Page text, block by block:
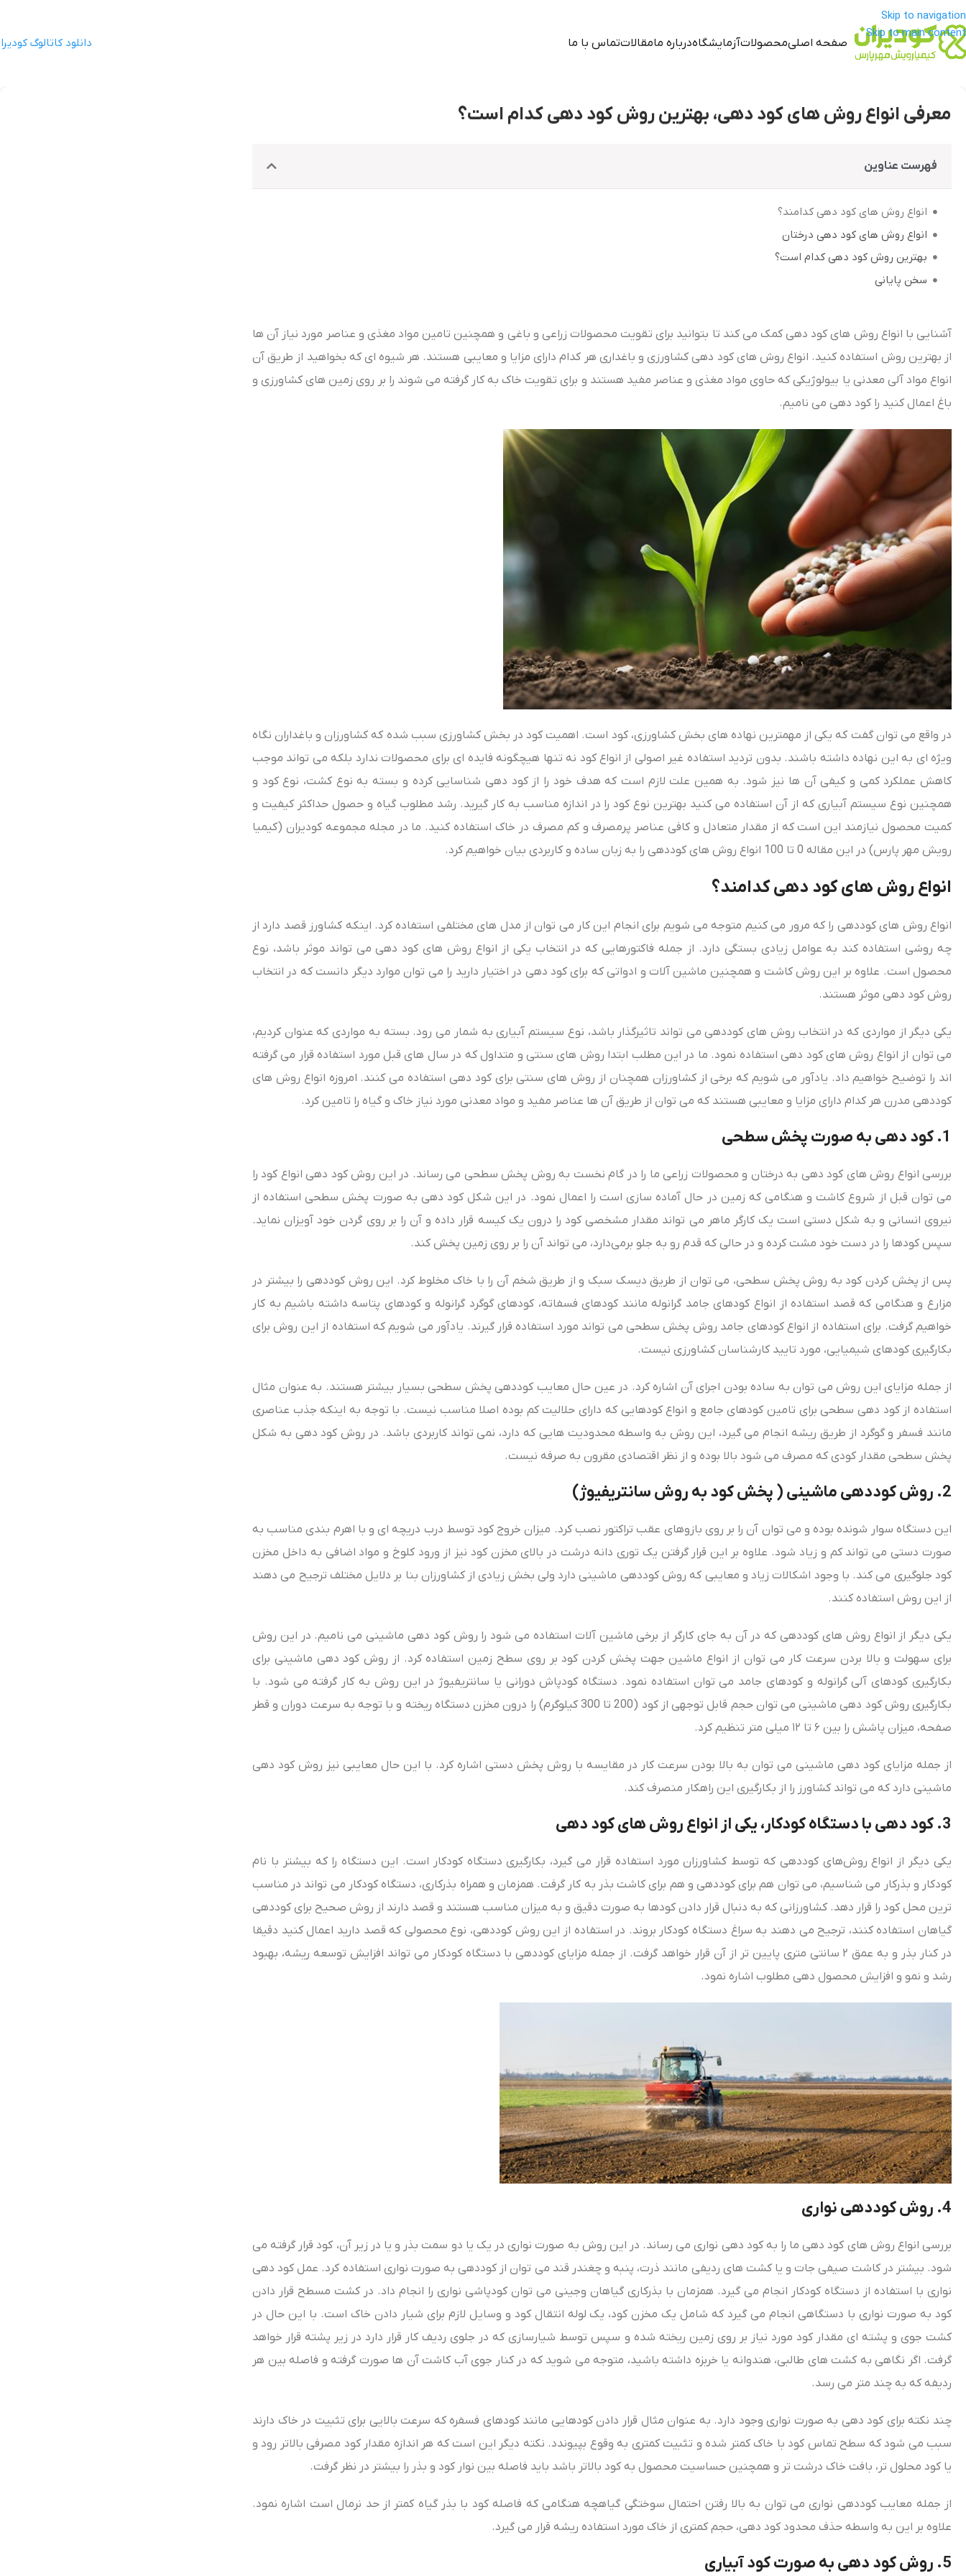
Skip to navigation
Skip to main content
صفحه اصلیمحصولات
گوگرد میکرونیزه (قارچ کش)
گوگرد میکرونیزه گازی مش ۲۰۰
گوگر میکرونیزه گازی مش ۳۲۵
گوگرد میکرونیزه نفتی مش ۲۰۰
گوگرد میکرونیزه صنعتی (مش ۳۲۵)
گوگرد مش ۱۰۰ کشاورزی (همراه با کود دامی)
آزمایشگاهدرباره مامقالاتتماس با ما دانلود کاتالوگ
معرفی انواع روش‌ های کود دهی، بهترین روش کود دهی کدام است؟
فهرست عناوین
انواع روش‌ های کود دهی کدامند؟
انواع روش‌ های کود دهی درختان
بهترین روش کود دهی کدام است؟
سخن پایانی
آشنایی با انواع روش‌ های کود دهی کمک می‌ کند تا بتوانید برای تقویت محصولات زراعی و باغی و همچنین تامین مواد مغذی و عناصر مورد نیاز آن ها
از بهترین روش استفاده کنید. انواع روش‌ های کود دهی کشاورزی و باغداری هر کدام دارای مزایا و معایبی هستند. هر شیوه‌ ای که بخواهید از طریق آن
انواع مواد آلی معدنی یا بیولوژیکی که حاوی مواد مغذی و عناصر مفید هستند و برای تقویت خاک به کار گرفته می‌ شوند را بر روی زمین‌ های کشاورزی و
باغ اعمال کنید را کود دهی می‌ نامیم.
در واقع می‌ توان گفت که یکی از مهمترین نهاده‌ های بخش کشاورزی، کود است. اهمیت کود در بخش کشاورزی سبب شده که کشاورزان و باغداران نگاه
ویژه‌ ای به این نهاده داشته باشند. بدون تردید استفاده غیر اصولی از انواع کود نه تنها هیچگونه فایده‌ ای برای محصولات ندارد بلکه می‌ تواند موجب
کاهش عملکرد کمی و کیفی آن ها نیز شود. به همین علت لازم است که هدف خود را از کود دهی شناسایی کرده و بسته به نوع کشت، نوع کود و
همچنین نوع سیستم آبیاری که از آن استفاده می‌ کنید بهترین نوع کود را در اندازه مناسب به کار گیرید. رشد مطلوب گیاه و حصول حداکثر کیفیت و
کمیت محصول نیازمند این است که از مقدار متعادل و کافی عناصر پرمصرف و کم مصرف در خاک استفاده کنید. ما در مجله مجموعه کودیران (کیمیا
رویش مهر پارس) در این مقاله 0 تا 100 انواع روش‌ های کوددهی را به زبان ساده و کاربردی بیان خواهیم کرد.
انواع روش‌ های کود دهی کدامند؟
انواع روش‌ های کوددهی را که مرور می‌ کنیم متوجه می‌ شویم برای انجام این کار می‌ توان از مدل‌ های مختلفی استفاده کرد. اینکه کشاورز قصد دارد از
چه روشی استفاده کند به عوامل زیادی بستگی دارد. از جمله فاکتورهایی که در انتخاب یکی از انواع روش‌ های کود دهی می‌ تواند موثر باشد، نوع
محصول است. علاوه بر این روش کاشت و همچنین ماشین آلات و ادواتی که برای کود دهی در اختیار دارید را می‌ توان موارد دیگر دانست که در انتخاب
روش کود دهی موثر هستند.
یکی دیگر از مواردی که در انتخاب روش‌ های کوددهی می‌ تواند تاثیرگذار باشد، نوع سیستم آبیاری به شمار می‌ رود. بسته به مواردی که عنوان کردیم،
می‌ توان از انواع روش‌ های کود دهی استفاده نمود. ما در این مطلب ابتدا روش‌ های سنتی و متداول که در سال‌ های قبل مورد استفاده قرار می‌ گرفته‌
اند را توضیح خواهیم داد. یادآور می‌ شویم که برخی از کشاورزان همچنان از روش‌ های سنتی برای کود دهی استفاده می‌ کنند. امروزه انواع روش‌ های
کوددهی مدرن هر کدام دارای مزایا و معایبی هستند که می‌ توان از طریق آن ها عناصر مفید و مواد معدنی مورد نیاز خاک و گیاه را تامین کرد.
1. کود دهی به صورت پخش سطحی
بررسی انواع روش‌ های کود دهی به درختان و محصولات زراعی ما را در گام نخست به روش پخش سطحی می‌ رساند. در این روش کود دهی انواع کود را
می‌ توان قبل از شروع کاشت و هنگامی که زمین در حال آماده سازی است را اعمال نمود. در این شکل کود دهی به صورت پخش سطحی استفاده از
نیروی انسانی و به شکل دستی است یک کارگر ماهر می‌ تواند مقدار مشخصی کود را درون یک کیسه قرار داده و آن را بر روی گردن خود آویزان نماید.
سپس کودها را در دست خود مشت کرده و در حالی که قدم رو به جلو برمی‌دارد، می‌ تواند آن را بر روی زمین پخش کند.
پس از پخش کردن کود به روش پخش سطحی، می‌ توان از طریق دیسک سبک و از طریق شخم آن را با خاک مخلوط کرد. این روش کوددهی را بیشتر در
مزارع و هنگامی که قصد استفاده از انواع کودهای جامد گرانوله مانند کودهای فسفاته، کودهای گوگرد گرانوله و کودهای پتاسه داشته باشیم به کار
خواهیم گرفت. برای استفاده از انواع کودهای جامد روش پخش سطحی می‌ تواند مورد استفاده قرار گیرند. یادآور می‌ شویم که استفاده از این روش برای
بکارگیری کودهای شیمیایی، مورد تایید کارشناسان کشاورزی نیست.
از جمله مزایای این روش می‌ توان به ساده بودن اجرای آن اشاره کرد. در عین حال معایب کوددهی پخش سطحی بسیار بیشتر هستند. به عنوان مثال
استفاده از کود دهی سطحی برای تامین کودهای جامع و انواع کودهایی که دارای حلالیت کم بوده اصلا مناسب نیست. با توجه به اینکه جذب عناصری
مانند فسفر و گوگرد از طریق ریشه انجام می‌ گیرد، این روش به واسطه محدودیت‌ هایی که دارد، نمی‌ تواند کاربردی باشد. در روش کود دهی به شکل
پخش سطحی مقدار کودی که مصرف می‌ شود بالا بوده و از نظر اقتصادی مقرون به صرفه نیست.
2. روش کوددهی ماشینی ( پخش کود به روش سانتریفیوژ)
این دستگاه سوار شونده بوده و می‌ توان آن را بر روی بازوهای عقب تراکتور نصب کرد. میزان خروج کود توسط درب دریچه‌ ای و با اهرم بندی مناسب به
صورت دستی می‌ تواند کم و زیاد شود. علاوه بر این قرار گرفتن یک توری دانه درشت در بالای مخزن کود نیز از ورود کلوخ و مواد اضافی به داخل مخزن
کود جلوگیری می‌ کند. با وجود اشکالات زیاد و معایبی که روش کوددهی ماشینی دارد ولی بخش زیادی از کشاورزان بنا بر دلایل مختلف ترجیح می‌ دهند
از این روش استفاده کنند.
یکی دیگر از انواع روش‌ های کوددهی که در آن به جای کارگر از برخی ماشین آلات استفاده می‌ شود را روش کود دهی ماشینی می‌ نامیم. در این روش
برای سهولت و بالا بردن سرعت کار می‌ توان از انواع ماشین جهت پخش کردن کود بر روی سطح زمین استفاده کرد. از روش کود دهی ماشینی برای
بکارگیری کودهای آلی گرانوله و کودهای جامد می‌ توان استفاده نمود. دستگاه کودپاش دورانی یا سانتریفیوژ در این روش به کار گرفته می‌ شود. با
بکارگیری روش کود دهی ماشینی می‌ توان حجم قابل توجهی از کود (200 تا 300 کیلوگرم) را درون مخزن دستگاه ریخته و با توجه به سرعت دوران و قطر
صفحه، میزان پاشش را بین ۶ تا ۱۲ میلی‌ متر تنظیم کرد.
از جمله مزایای کود دهی ماشینی می‌ توان به بالا بودن سرعت کار در مقایسه با روش پخش دستی اشاره کرد. با این حال معایبی نیز روش کود دهی
ماشینی دارد که می‌ تواند کشاورز را از بکارگیری این راهکار منصرف کند.
3. کود دهی با دستگاه کودکار، یکی از انواع روش‌ های کود دهی
یکی دیگر از انواع روش‌های کوددهی که توسط کشاورزان مورد استفاده قرار می‌ گیرد، بکارگیری دستگاه کودکار است. این دستگاه را که بیشتر با نام
کودکار و بذرکار می‌ شناسیم، می‌ توان هم برای کوددهی و هم برای کاشت بذر به کار گرفت. همزمان و همراه بذرکاری، دستگاه کودکار می‌ تواند در مناسب‌
ترین محل کود را قرار دهد. کشاورزانی که به دنبال قرار دادن کودها به صورت دقیق و به میزان مناسب هستند و قصد دارند از روش صحیح برای کوددهی
گیاهان استفاده کنند، ترجیح می‌ دهند به سراغ دستگاه کودکار بروند. در استفاده از این روش کوددهی، نوع محصولی که قصد دارید اعمال کنید دقیقا
در کنار بذر و به عمق ۲ سانتی‌ متری پایین‌ تر از آن قرار خواهد گرفت. از جمله مزایای کوددهی با دستگاه کودکار می‌ تواند افزایش توسعه ریشه، بهبود
رشد و نمو و افزایش محصول دهی مطلوب اشاره نمود.
4. روش کوددهی نواری
بررسی انواع روش‌ های کود دهی ما را به کود دهی نواری می‌ رساند. در این روش به صورت نواری در یک یا دو سمت بذر و یا در زیر آن، کود قرار گرفته می‌
شود. بیشتر در کاشت صیفی جات و یا کشت‌ های ردیفی مانند ذرت، پنبه و چغندر قند می‌ توان از کوددهی به صورت نواری استفاده کرد. عمل کود دهی
نواری با استفاده از دستگاه کودکار انجام می‌ گیرد. همزمان با بذرکاری گیاهان وجینی می‌ توان کودپاشی نواری را انجام داد. در کشت مسطح قرار دادن
کود به صورت نواری با دستگاهی انجام می‌ گیرد که شامل یک مخزن کود، یک لوله انتقال کود و وسایل لازم برای شیار دادن خاک است. با این حال در
کشت جوی و پشته ای مقدار کود مورد نیاز بر روی زمین ریخته شده و سپس توسط شیارسازی که در جلوی ردیف کار قرار دارد در زیر پشته قرار خواهد
گرفت. اگر نگاهی به کشت‌ های طالبی، هندوانه یا خربزه داشته باشید، متوجه می‌ شوید که در کنار جوی آب کاشت آن ها صورت گرفته و فاصله بین هر
ردیفه که به چند متر می‌ رسد.
چند نکته برای کود دهی به صورت نواری وجود دارد. به عنوان مثال قرار دادن کودهایی مانند کودهای فسفره که سرعت بالایی برای تثبیت در خاک دارند
سبب می‌ شود که سطح تماس کود با خاک کمتر شده و تثبیت کمتری به وقوع بپیوندد. نکته دیگر این است که هر اندازه مقدار کود مصرفی بالاتر رود و
یا کود محلول‌ تر، بافت خاک درشت‌ تر و همچنین حساسیت محصول به کود بالاتر باشد باید فاصله بین نوار کود و بذر را بیشتر در نظر گرفت.
از جمله معایب کوددهی نواری می‌ توان به بالا رفتن احتمال سوختگی گیاهچه هنگامی که فاصله کود با بذر گیاه کمتر از حد نرمال است اشاره نمود.
علاوه بر این به واسطه حذف محدود کود دهی، حجم کمتری از خاک مورد استفاده ریشه قرار می‌ گیرد.
5. روش کود دهی به صورت کود آبیاری